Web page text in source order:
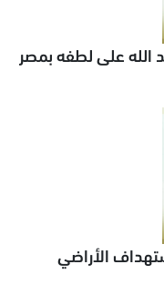
الله على لطفه بمصر
الأراضي